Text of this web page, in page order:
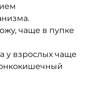
чаще в пупке
у взрослых чаще